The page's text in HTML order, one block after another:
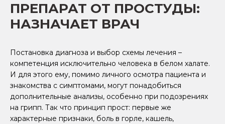
ПРЕПАРАТ ОТ ПРОСТУДЫ:
НАЗНАЧАЕТ ВРАЧ
Постановка диагноза и выбор схемы лечения –
компетенция исключительно человека в белом халате.
И для этого ему, помимо личного осмотра пациента и
знакомства с симптомами, могут понадобиться
дополнительные анализы, особенно при подозрениях
на грипп. Так что принцип прост: первые же
характерные признаки, боль в горле, кашель,